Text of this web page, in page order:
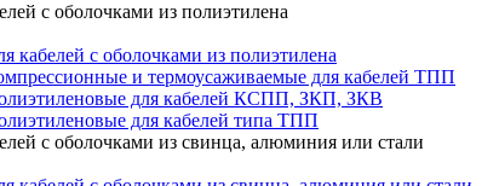
с оболочками из полиэтилена
кабелей с оболочками из полиэтилена
и термоусаживаемые для кабелей ТПП
для кабелей КСПП, ЗКП, ЗКВ
для кабелей типа ТПП
с оболочками из свинца, алюминия или стали